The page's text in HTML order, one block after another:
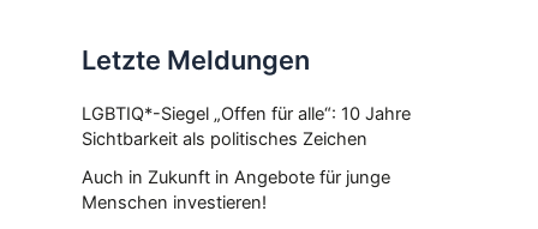
Letzte Meldungen
LGBTIQ*-Siegel „Offen für alle“: 10 Jahre
Sichtbarkeit als politisches Zeichen
Auch in Zukunft in Angebote für junge
Menschen investieren!